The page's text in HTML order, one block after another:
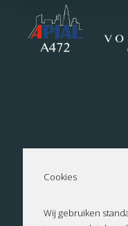
Cookies
Wij gebruiken